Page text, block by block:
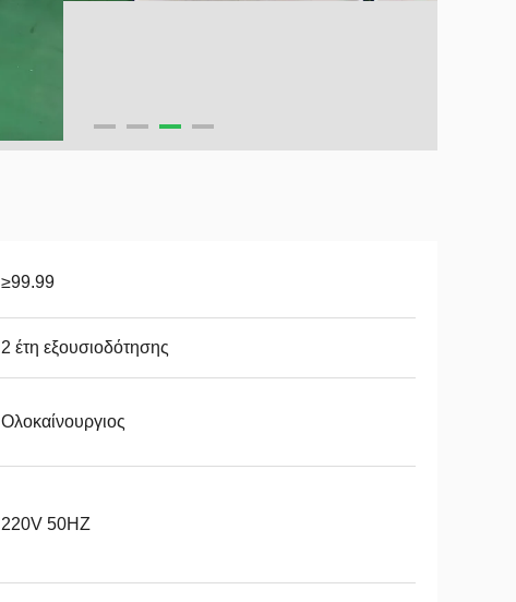
≥99.99
2 έτη εξουσιοδότησης
Ολοκαίνουργιος
220V 50HZ